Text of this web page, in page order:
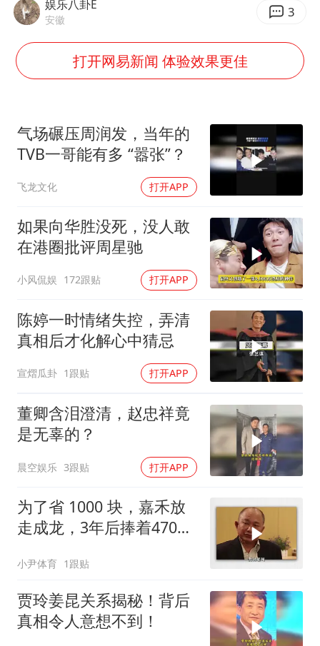
暑期研学游升温 在旅途中增长知识
国足U17与阿森纳决赛取消 并列冠军
猫咪过火把节被抹成黑猫
构建更高水平的全民健身公共服务体系
BLG经理辟谣Bin离队
娱乐八卦E
安徽 3
打开网易新闻 体验效果更佳
气场碾压周润发，当年的
TVB一哥能有多 “嚣张”？
飞龙文化 打开APP
如果向华胜没死，没人敢
在港圈批评周星驰
小风侃娱 172跟贴 打开APP
陈婷一时情绪失控，弄清
真相后才化解心中猜忌
宣熠瓜卦 1跟贴 打开APP
董卿含泪澄清，赵忠祥竟
是无辜的？
晨空娱乐 3跟贴 打开APP
为了省 1000 块，嘉禾放
走成龙，3年后捧着470万
小尹体育 1跟贴
贾玲姜昆关系揭秘！背后
真相令人意想不到！